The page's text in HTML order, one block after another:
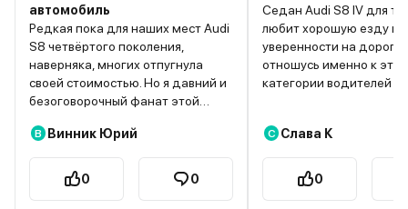
автомобиль
Редкая пока для наших мест Audi
S8 четвёртого поколения,
наверняка, многих отпугнула
своей стоимостью. Но я давний и
безоговорочный фанат этой
почти без сомнений. Внешность у
новой S8 довольно
консервативная, такой себе
ретроавтомобиль, но
В Винник Юрий
0 0
Седан Audi S8 IV для
любит хорошую езду и
уверенности на дороге.
отношусь именно к этой
категории водителей и
Машина до сотки
меньше чем за 4
набирает скорость до
Рулить такой
С Слава К
0